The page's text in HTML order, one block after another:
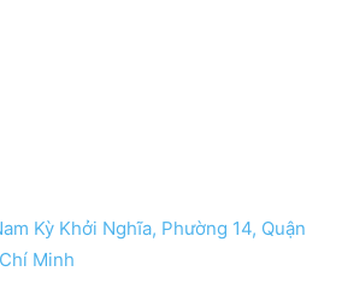
Kỳ Khởi Nghĩa, Phường 14, Quận
Minh